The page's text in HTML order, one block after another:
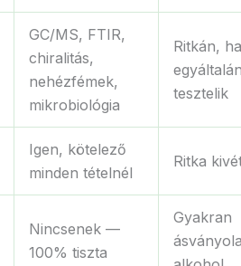
GC/MS, FTIR,
chiralitás,
nehézfémek,
mikrobiológia
Ritkán, ha
tesztelik
Igen, kötelező
minden tételnél
Ritka
Nincsenek —
100% tiszta
Gyakran